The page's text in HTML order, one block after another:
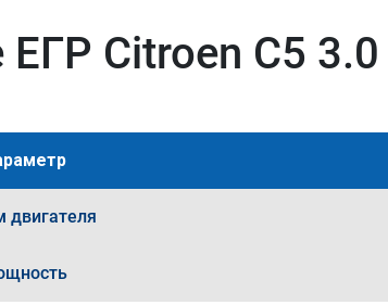
Citroen C5
двигателя